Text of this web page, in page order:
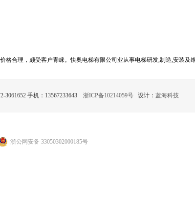
格合理，颇受客户青睐。快奥电梯有限公司业从事电梯研发,制造,安装及
格合理，颇受客户青睐。快奥电梯有限公司业从事电梯研发,制造,安装及
3061652 手机：13567233643 浙ICP备10214059号 设计： 蓝海科技
浙公网安备 33050302000185号